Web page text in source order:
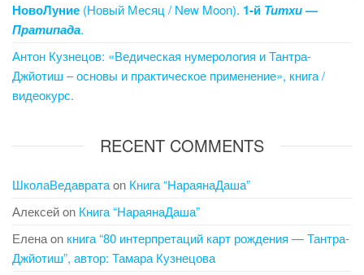
НовоЛуние (Новый Месяц / New Moon). 1-й Титхи—
Пратипада.
Антон Кузнецов: «Ведическая нумерология и Тантра-
Джйотиш – основы и практическое применение», книга /
видеокурс.
RECENT COMMENTS
ШколаВедавратаon Книга “НараянаДаша”
Алексейon Книга “НараянаДаша”
Еленаon книга “80 интерпретаций карт рождения — Тантра-
Джйотиш”, автор: Тамара Кузнецова